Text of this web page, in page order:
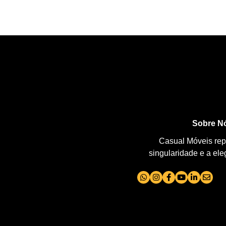
Sobre
Casual Móveis
singularidade e a